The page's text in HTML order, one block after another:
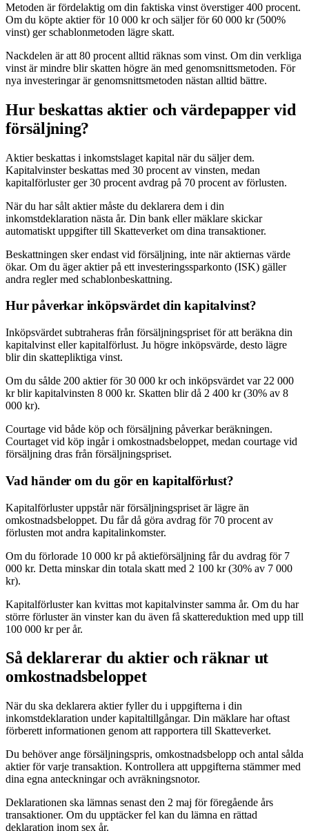
Metoden är fördelaktig om din faktiska vinst överstiger 400 procent.
Om du köpte aktier för 10 000 kr och säljer för 60 000 kr (500%
vinst) ger schablonmetoden lägre skatt.
Nackdelen är att 80 procent alltid räknas som vinst. Om din verkliga
vinst är mindre blir skatten högre än med genomsnittsmetoden. För
nya investeringar är genomsnittsmetoden nästan alltid bättre.
Hur beskattas aktier och värdepapper vid
försäljning?
Aktier beskattas i inkomstslaget kapital när du säljer dem.
Kapitalvinster beskattas med 30 procent av vinsten, medan
kapitalförluster ger 30 procent avdrag på 70 procent av förlusten.
När du har sålt aktier måste du deklarera dem i din
inkomstdeklaration nästa år. Din bank eller mäklare skickar
automatiskt uppgifter till Skatteverket om dina transaktioner.
Beskattningen sker endast vid försäljning, inte när aktiernas värde
ökar. Om du äger aktier på ett investeringssparkonto (ISK) gäller
andra regler med schablonbeskattning.
Hur påverkar inköpsvärdet din kapitalvinst?
Inköpsvärdet subtraheras från försäljningspriset för att beräkna din
kapitalvinst eller kapitalförlust. Ju högre inköpsvärde, desto lägre
blir din skattepliktiga vinst.
Om du sålde 200 aktier för 30 000 kr och inköpsvärdet var 22 000
kr blir kapitalvinsten 8 000 kr. Skatten blir då 2 400 kr (30% av 8
000 kr).
Courtage vid både köp och försäljning påverkar beräkningen.
Courtaget vid köp ingår i omkostnadsbeloppet, medan courtage vid
försäljning dras från försäljningspriset.
Vad händer om du gör en kapitalförlust?
Kapitalförluster uppstår när försäljningspriset är lägre än
omkostnadsbeloppet. Du får då göra avdrag för 70 procent av
förlusten mot andra kapitalinkomster.
Om du förlorade 10 000 kr på aktieförsäljning får du avdrag för 7
000 kr. Detta minskar din totala skatt med 2 100 kr (30% av 7 000
kr).
Kapitalförluster kan kvittas mot kapitalvinster samma år. Om du har
större förluster än vinster kan du även få skattereduktion med upp till
100 000 kr per år.
Så deklarerar du aktier och räknar ut
omkostnadsbeloppet
När du ska deklarera aktier fyller du i uppgifterna i din
inkomstdeklaration under kapitaltillgångar. Din mäklare har oftast
förberett informationen genom att rapportera till Skatteverket.
Du behöver ange försäljningspris, omkostnadsbelopp och antal sålda
aktier för varje transaktion. Kontrollera att uppgifterna stämmer med
dina egna anteckningar och avräkningsnotor.
Deklarationen ska lämnas senast den 2 maj för föregående års
transaktioner. Om du upptäcker fel kan du lämna en rättad
deklaration inom sex år.